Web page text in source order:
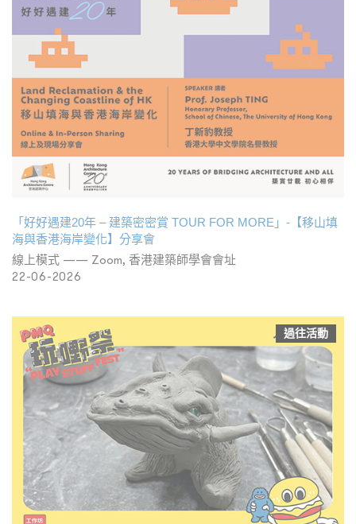
「好好遇建20年 – 建築密密賞 TOUR FOR MORE」-【移山填
海與香港海岸變化】分享會
線上模式 —— Zoom, 香港建築師學會會址
22-06-2026
過往活動